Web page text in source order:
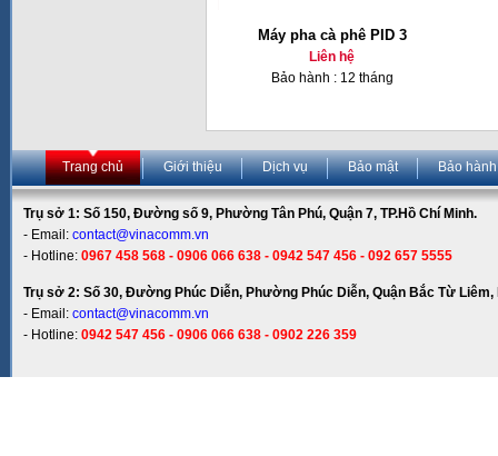
Máy pha cà phê PID 3
Liên hệ
Bảo hành : 12 tháng
Trang chủ Giới thiệu Dịch vụ Bảo mật Bảo hành
Trụ sở 1: Số 150, Đường số 9, Phường Tân Phú, Quận 7, TP.Hồ Chí Minh.
- Email: contact@vinacomm.vn
- Hotline: 0967 458 568 - 0906 066 638 - 0942 547 456 - 092 657 5555
Trụ sở 2: Số 30, Đường Phúc Diễn, Phường Phúc Diễn, Quận Bắc Từ Liêm,
- Email: contact@vinacomm.vn
- Hotline: 0942 547 456 - 0906 066 638 - 0902 226 359